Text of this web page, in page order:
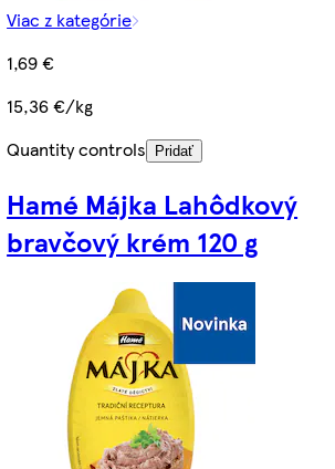
Viac z kategórie
1,69 €
15,36 €/kg
Quantity controls
Pridať
Hamé Májka Lahôdkový
bravčový krém 120 g